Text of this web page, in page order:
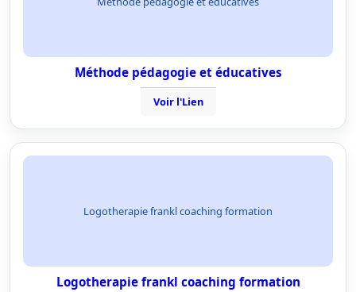
Méthode pédagogie et éducatives
Voir l'Lien
Logotherapie frankl coaching formation
Logotherapie frankl coaching formation